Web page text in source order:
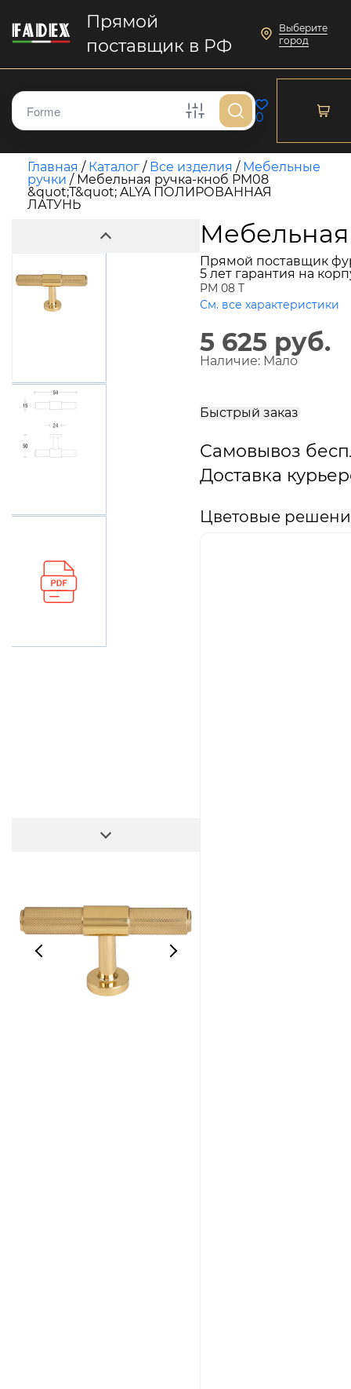
Прямой
поставщик в РФ
Выберите
город
0
Главная / Каталог / Все изделия / Мебельные
ручки / Мебельная ручка-кноб PM08
&quot;Т&quot; ALYA ПОЛИРОВАННАЯ
ЛАТУНЬ
Прямой поставщик
5 лет гарантия на
PM 08 T
См. все характеристики
5 625 руб.
Наличие: Мало
Быстрый заказ
Самовывоз
Доставка
Цветовые